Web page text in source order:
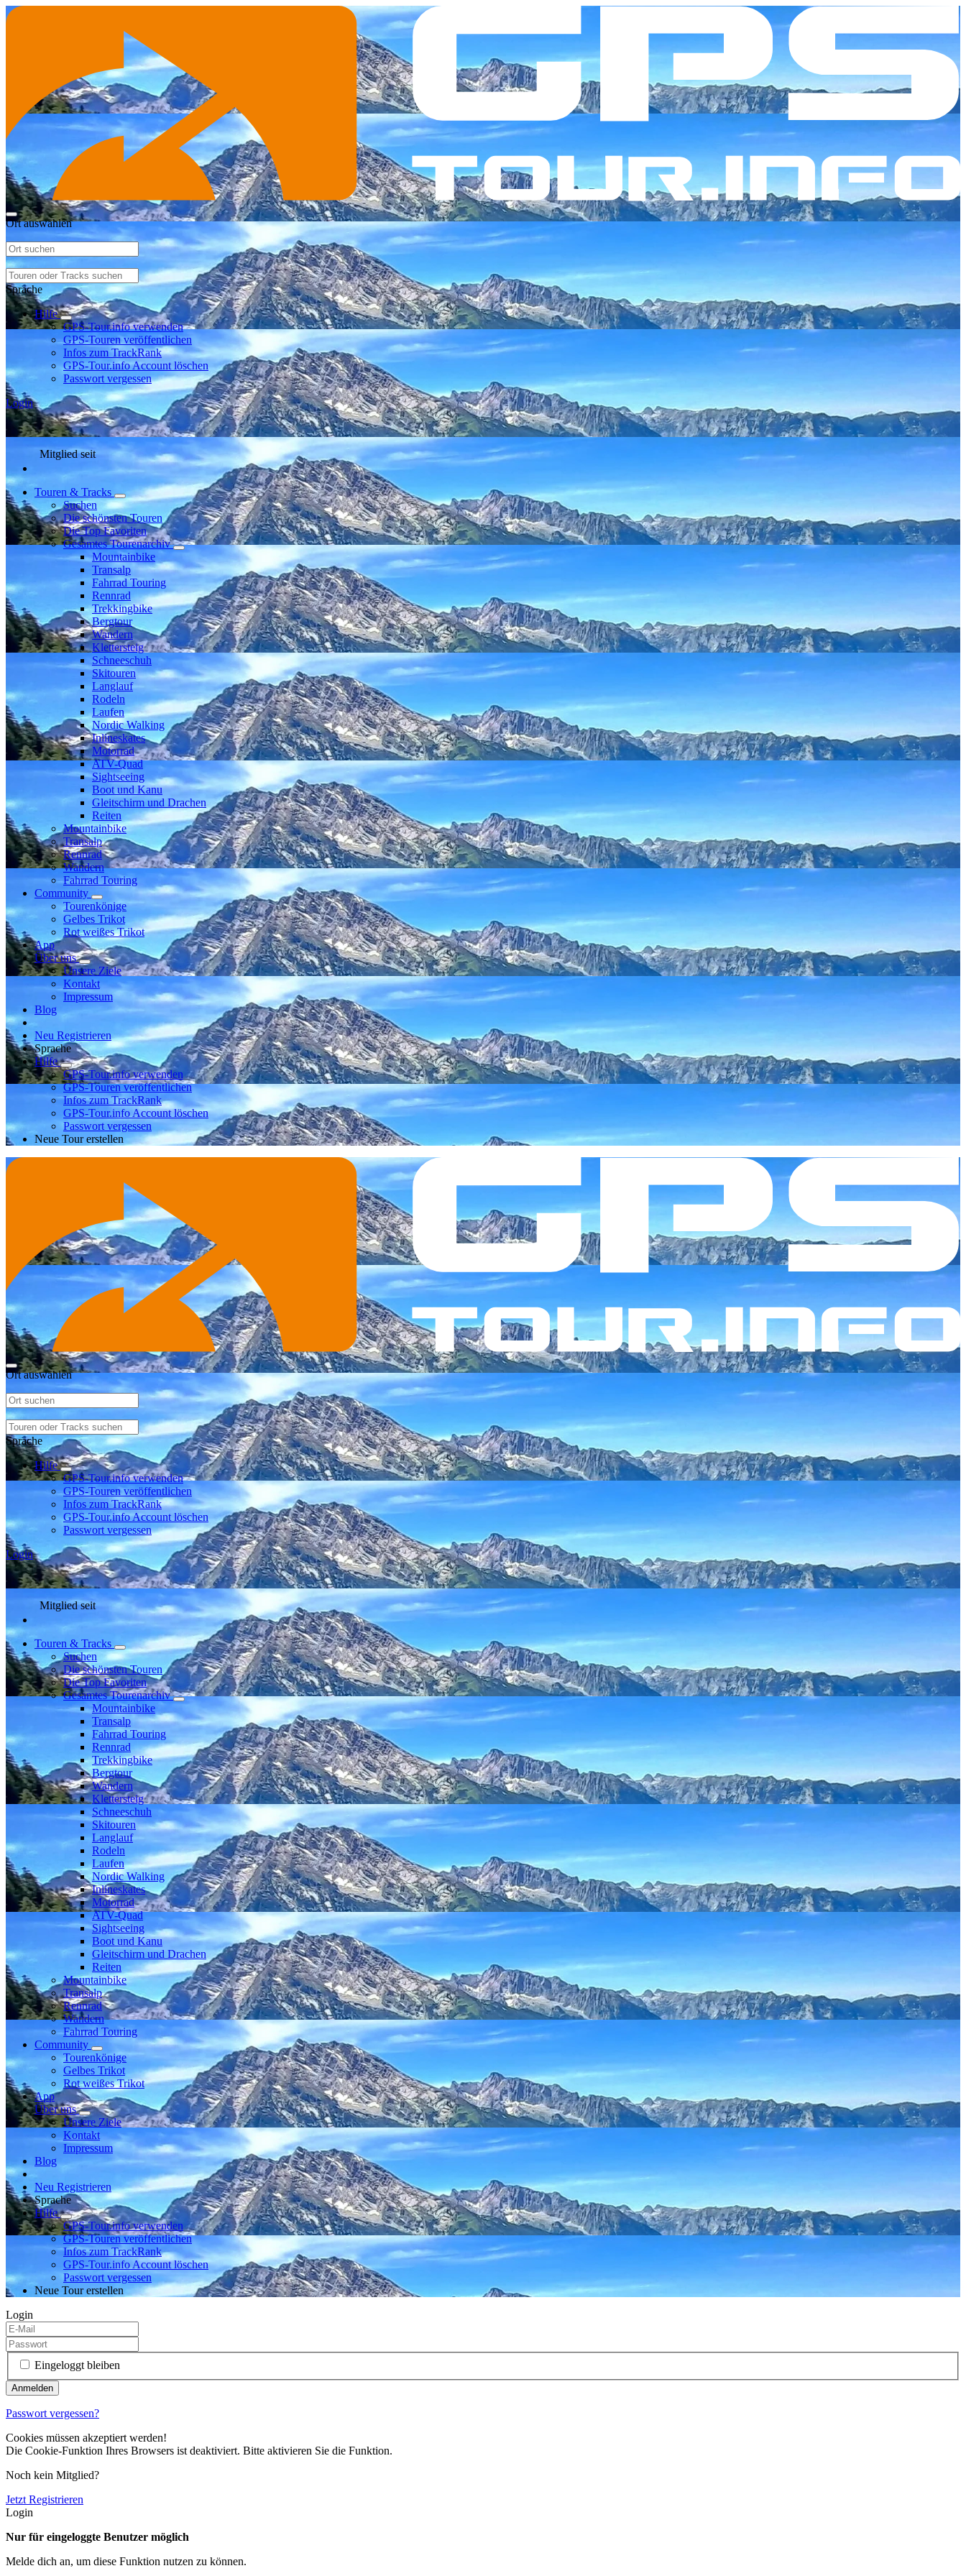
Ort auswählen
Sprache
Hilfe
GPS-Tour.info verwenden
GPS-Touren veröffentlichen
Infos zum TrackRank
GPS-Tour.info Account löschen
Passwort vergessen
Login
Mitglied seit
Touren & Tracks
Suchen
Die schönsten Touren
Die Top Favoriten
Gesamtes Tourenarchiv
Mountainbike
Transalp
Fahrrad Touring
Rennrad
Trekkingbike
Bergtour
Wandern
Klettersteig
Schneeschuh
Skitouren
Langlauf
Rodeln
Laufen
Nordic Walking
Inlineskates
Motorrad
ATV-Quad
Sightseeing
Boot und Kanu
Gleitschirm und Drachen
Reiten
Mountainbike
Transalp
Rennrad
Wandern
Fahrrad Touring
Community
Tourenkönige
Gelbes Trikot
Rot weißes Trikot
App
Über uns
Unsere Ziele
Kontakt
Impressum
Blog
Neu Registrieren
Sprache
Hilfe
GPS-Tour.info verwenden
GPS-Touren veröffentlichen
Infos zum TrackRank
GPS-Tour.info Account löschen
Passwort vergessen
Neue Tour erstellen
Ort auswählen
Sprache
Hilfe
GPS-Tour.info verwenden
GPS-Touren veröffentlichen
Infos zum TrackRank
GPS-Tour.info Account löschen
Passwort vergessen
Login
Mitglied seit
Touren & Tracks
Suchen
Die schönsten Touren
Die Top Favoriten
Gesamtes Tourenarchiv
Mountainbike
Transalp
Fahrrad Touring
Rennrad
Trekkingbike
Bergtour
Wandern
Klettersteig
Schneeschuh
Skitouren
Langlauf
Rodeln
Laufen
Nordic Walking
Inlineskates
Motorrad
ATV-Quad
Sightseeing
Boot und Kanu
Gleitschirm und Drachen
Reiten
Mountainbike
Transalp
Rennrad
Wandern
Fahrrad Touring
Community
Tourenkönige
Gelbes Trikot
Rot weißes Trikot
App
Über uns
Unsere Ziele
Kontakt
Impressum
Blog
Neu Registrieren
Sprache
Hilfe
GPS-Tour.info verwenden
GPS-Touren veröffentlichen
Infos zum TrackRank
GPS-Tour.info Account löschen
Passwort vergessen
Neue Tour erstellen
Login
Eingeloggt bleiben
Passwort vergessen?
Cookies müssen akzeptiert werden!
Die Cookie-Funktion Ihres Browsers ist deaktiviert. Bitte aktivieren Sie die Funktion.
Noch kein Mitglied?
Jetzt Registrieren
Login
Nur für eingeloggte Benutzer möglich
Melde dich an, um diese Funktion nutzen zu können.